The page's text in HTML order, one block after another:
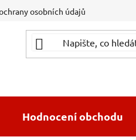
osobních údajů
Hodnocení obchodu